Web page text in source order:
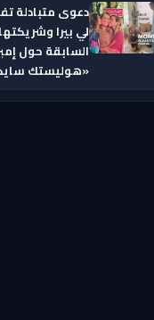
دعوى متبادلة
لي بيرا
السابقة حول
«هوليستك